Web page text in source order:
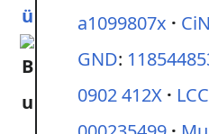
ü
a1099807x
GND:
0902 412X